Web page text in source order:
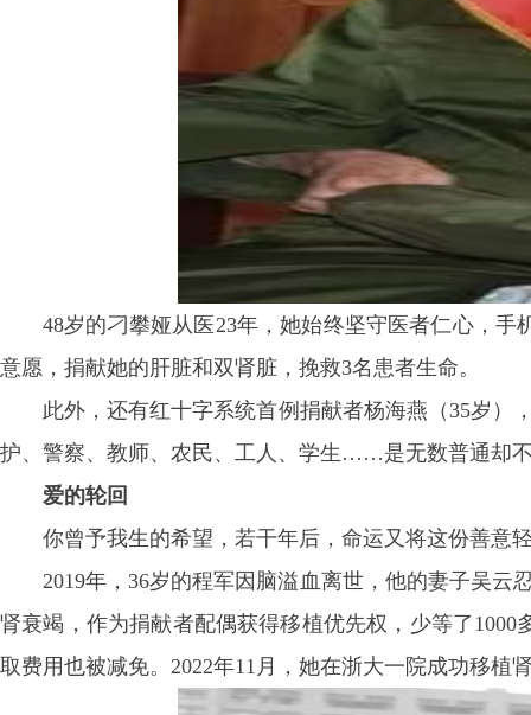
48岁的刁攀娅从医23年，她始终坚守医者仁心，
意愿，捐献她的肝脏和双肾脏，挽救3名患者生命。
此外，还有红十字系统首例捐献者杨海燕（35岁
护、警察、教师、农民、工人、学生……是无数普通却
爱的轮回
你曾予我生的希望，若干年后，命运又将这份善意
2019年，36岁的程军因脑溢血离世，他的妻子吴
肾衰竭，作为捐献者配偶获得移植优先权，少等了
取费用也被减免。2022年11月，她在浙大一院成功移